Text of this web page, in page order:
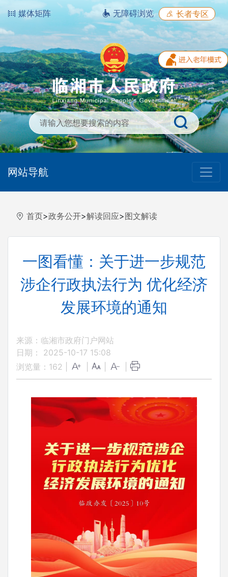
媒体矩阵 无障碍浏览 长者专区
网站导航
首页>政务公开>解读回应>图文解读
一图看懂：关于进一步规范
涉企行政执法行为 优化经济
发展环境的通知
来源：临湘市政府门户网站
日期： 2025-10-17 15:08
浏览量： 162